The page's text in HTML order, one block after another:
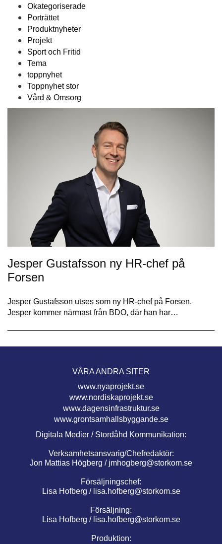
Okategoriserade
Porträttet
Produktnyheter
Projekt
Sport och Fritid
Tema
toppnyhet
Toppnyhet stor
Vård & Omsorg
Jesper Gustafsson ny HR-chef på
Forsen
Jesper Gustafsson utses som ny HR-chef på Forsen.
Jesper kommer närmast från BDO, där han har…
VÅRA ANDRA SITER
www.nyaprojekt.se
www.nordiskaprojekt.se
www.dagensinfrastruktur.se
www.grontsamhallsbyggande.se
Digitala Medier / Stordåhd Kommunikation:
Verksamhetsansvarig/Chefredaktör:
Jon Mattias Högberg / jmhogberg@storkom.se
Försäljningschef:
Lisa Hofberg / lisa.hofberg@storkom.se
Försäljning:
Lisa Hofberg / lisa.hofberg@storkom.se
Produktion: